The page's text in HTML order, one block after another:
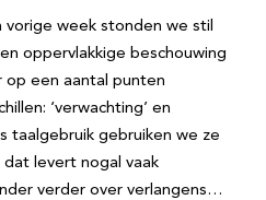
vorige week stonden we stil
oppervlakkige beschouwing
op een aantal punten
‘verwachting’ en
taalgebruik gebruiken we ze
levert nogal vaak
verder over verlangens…